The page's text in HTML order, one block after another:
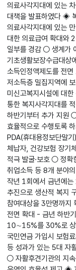
의료사각지대에 있는
대책을 발표하였다 ◈
의료사각지대에 있는
대한 의료급여 확대와
일부를 경감 ○ 생계가
기초생활보장수급대상
소득인정액제도를 전
저소득층 밀집지역에
미신고복지시설에 대
통한 복지사각지대를
하반기부터 추가 지원
효율적으로 수행토록
PDA(휴대용정보단말
체납자, 건강보험 장기
적극 발굴·보호 ○ 정확
취업소득 등 8개 분야
작년 1회에서 금년에
추진으로 생산적 복지
참여대상을 3만명까지
전면 확대 - 금년 하반
10∼15%를 30%로 상
국민연금 가입시 보험
등 성과가 있는 5대 자
○ 자활후견기관의 지